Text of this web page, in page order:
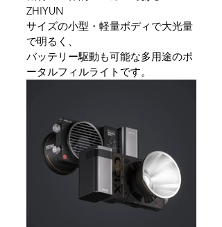
ZHIYUN
サイズの小型・軽量ボディで大光量
で明るく、
バッテリー駆動も可能な多用途のポ
ータルフィルライトです。